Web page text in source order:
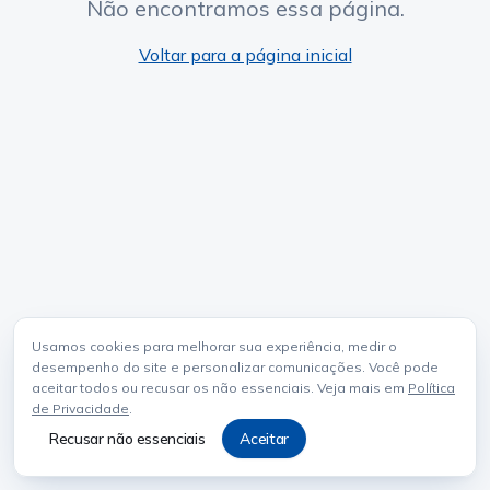
Usamos cookies para melhorar sua experiência, medir o
desempenho do site e personalizar comunicações. Você pode
aceitar todos ou recusar os não essenciais. Veja mais em Política
de Privacidade.
Recusar não essenciais Aceitar
Não encontramos essa página.
Voltar para a página inicial